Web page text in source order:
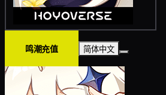
鸣潮充值 简体中文